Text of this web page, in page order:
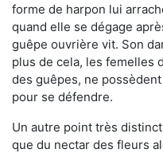
forme de harpon lui
quand elle se dégage
guêpe ouvrière vit. Son
plus de cela, les femelles
des guêpes, ne
pour se défendre.
Un autre point très
que du nectar des fleurs